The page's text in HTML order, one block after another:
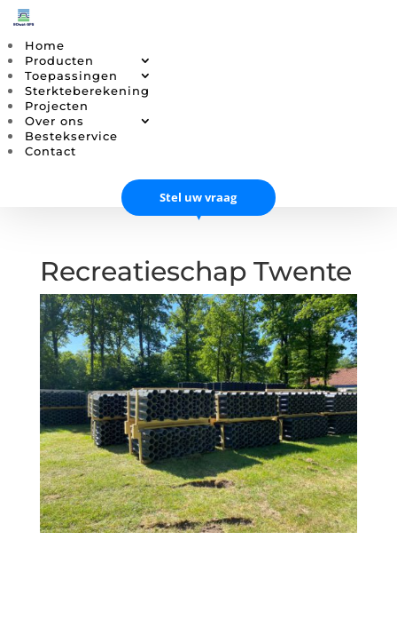
Home
Producten
Toepassingen
Sterkteberekening
Projecten
Over ons
Bestekservice
Contact
Stel uw vraag
▼
Recreatieschap Twente